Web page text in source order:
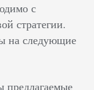
с
стратегии.
на следующие
предлагаемые